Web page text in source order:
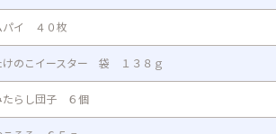
イ ４０枚
のこイースター 袋 １３８ｇ
らし団子 ６個